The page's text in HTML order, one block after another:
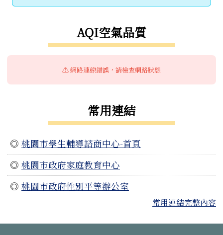
AQI空氣品質
⚠️ 網路連線錯誤，請檢查網路狀態
常用連結
◎ 桃園市學生輔導諮商中心-首頁
◎ 桃園市政府家庭教育中心
◎ 桃園市政府性別平等辦公室
常用連結完整內容